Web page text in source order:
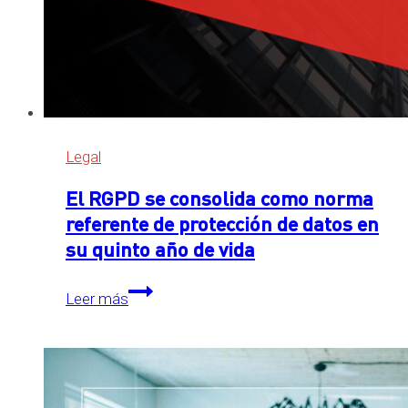
Legal
El RGPD se consolida como norma
referente de protección de datos en
su quinto año de vida
Leer más
El
RGPD
consolida
como